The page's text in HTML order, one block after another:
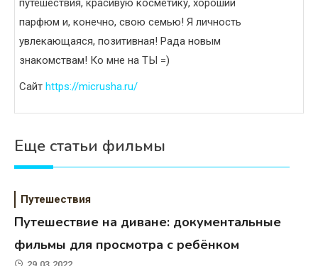
парфюм и, конечно, свою семью! Я личность
увлекающаяся, позитивная! Рада новым
знакомствам! Ко мне на ТЫ =)
Сайт https://micrusha.ru/
Еще статьи фильмы
Путешествия
Путешествие на диване: документальные
фильмы для просмотра с ребёнком